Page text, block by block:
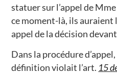
statuer sur l’appel de
ce moment-là, ils
appel de la décision
Dans la procédure
définition violait l’art. 15